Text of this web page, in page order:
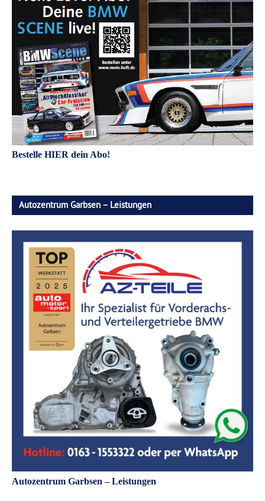
Bestelle HIER dein Abo!
Autozentrum Garbsen – Leistungen
Autozentrum Garbsen – Leistungen